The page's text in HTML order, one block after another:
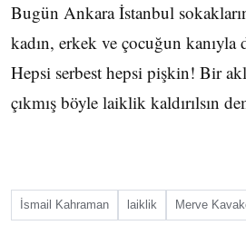
Bugün Ankara İstanbul
kadın, erkek ve çocuğun kanıyla
Hepsi serbest hepsi pişkin! Bir
çıkmış böyle laiklik kaldırılsın
İsmail Kahraman laiklik Merve